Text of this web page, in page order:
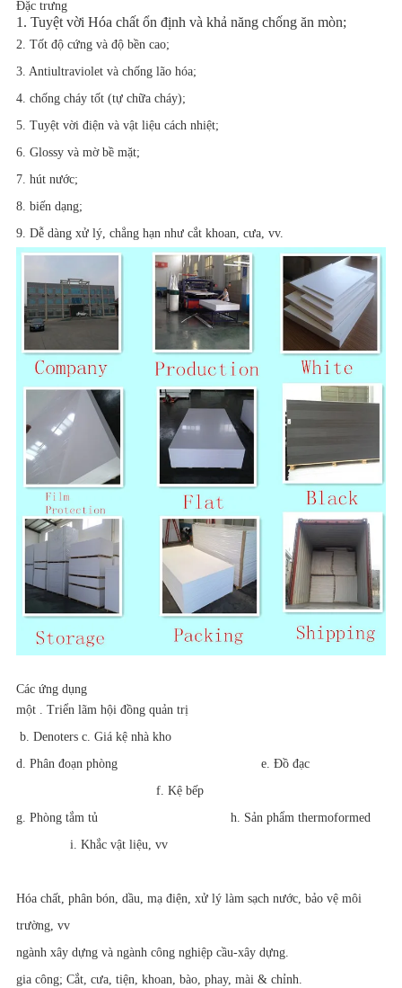
Đặc trưng
1. Tuyệt vời Hóa chất ổn định và khả năng chống ăn mòn;
2. Tốt độ cứng và độ bền cao;
3. Antiultraviolet và chống lão hóa;
4. chống cháy tốt (tự chữa cháy);
5. Tuyệt vời điện và vật liệu cách nhiệt;
6. Glossy và mờ bề mặt;
7. hút nước;
8. biến dạng;
9. Dễ dàng xử lý, chẳng hạn như cắt khoan, cưa, vv.
Các ứng dụng
một . Triển lãm hội đồng quản trị
b. Denoters c. Giá kệ nhà kho
d. Phân đoạn phònge. Đồ đạc
f. Kệ bếp
g. Phòng tắm tủh. Sản phẩm thermoformed
i. Khắc vật liệu, vv
Hóa chất, phân bón, dầu, mạ điện, xử lý làm sạch nước, bảo vệ môi
trường, vv
ngành xây dựng và ngành công nghiệp cầu-xây dựng.
gia công; Cắt, cưa, tiện, khoan, bào, phay, mài & chỉnh.